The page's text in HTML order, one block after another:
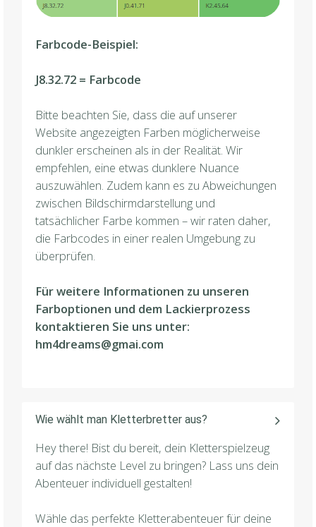
Farbcode-Beispiel:
J8.32.72 = Farbcode
Bitte beachten Sie, dass die auf unserer
Website angezeigten Farben möglicherweise
dunkler erscheinen als in der Realität. Wir
empfehlen, eine etwas dunklere Nuance
auszuwählen. Zudem kann es zu Abweichungen
zwischen Bildschirmdarstellung und
tatsächlicher Farbe kommen – wir raten daher,
die Farbcodes in einer realen Umgebung zu
überprüfen.
Für weitere Informationen zu unseren
Farboptionen und dem Lackierprozess
kontaktieren Sie uns unter:
hm4dreams@gmai.com
Wie wählt man Kletterbretter aus?
Hey there! Bist du bereit, dein Kletterspielzeug
auf das nächste Level zu bringen? Lass uns dein
Abenteuer individuell gestalten!
Wähle das perfekte Kletterabenteuer für deine